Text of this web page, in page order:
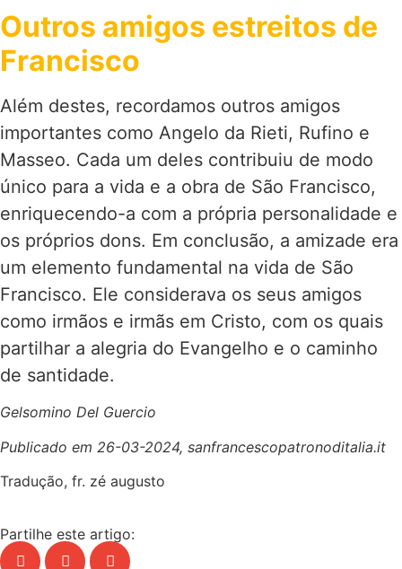
Outros amigos estreitos de
Francisco
Além destes, recordamos outros amigos
importantes como Angelo da Rieti, Rufino e
Masseo. Cada um deles contribuiu de modo
único para a vida e a obra de São Francisco,
enriquecendo-a com a própria personalidade e
os próprios dons. Em conclusão, a amizade era
um elemento fundamental na vida de São
Francisco. Ele considerava os seus amigos
como irmãos e irmãs em Cristo, com os quais
partilhar a alegria do Evangelho e o caminho
de santidade.
Gelsomino Del Guercio
Publicado em 26-03-2024, sanfrancescopatronoditalia.it
Tradução, fr. zé augusto
Partilhe este artigo: